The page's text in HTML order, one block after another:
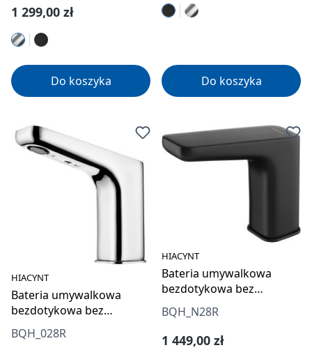
Cena regularna:
1 299,00 zł
Do koszyka Do koszyka
HIACYNT
Bateria umywalkowa
bezdotykowa bez
regulacji temperatury -
4xAA
BQH_028R
HIACYNT
Bateria umywalkowa
bezdotykowa bez
regulacji temperatury -
4xAA
BQH_N28R
Cena regularna:
1 449,00 zł